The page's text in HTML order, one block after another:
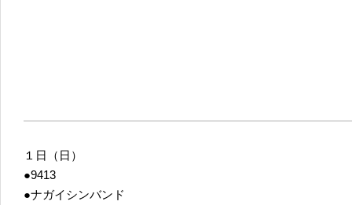
１日（日）
●9413
●ナガイシンバンド